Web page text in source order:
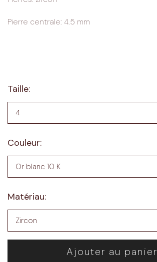
Pierre centrale: 4.5 mm
Taille:
Couleur:
Matériau:
Ajouter au panier